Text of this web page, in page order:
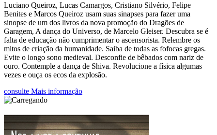
Luciano Queiroz, Lucas Camargos, Cristiano Silvério, Felipe
Benites e Marcos Queiroz usam suas sinapses para fazer uma
sinopse de um dos livros da nova promoção do Dragões de
Garagem, A dança do Universo, de Marcelo Gleiser. Descubra se é
falta de educação não cumprimentar o ascensorista. Relembre os
mitos de criação da humanidade. Saiba de todas as fofocas gregas.
Evite o longo sono medieval. Desconfie de bêbados com nariz de
ouro. Contemple a dança de Shiva. Revolucione a física algumas
vezes e ouça os ecos da explosão.
consulte Mais informação